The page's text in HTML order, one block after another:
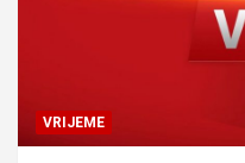
VRIJEME